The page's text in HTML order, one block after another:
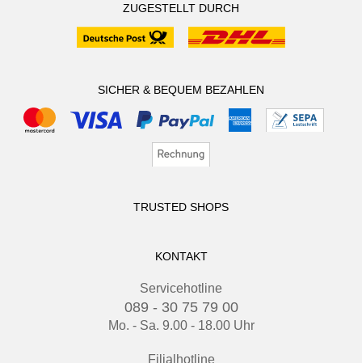
ZUGESTELLT DURCH
SICHER & BEQUEM BEZAHLEN
TRUSTED SHOPS
KONTAKT
Servicehotline
089 - 30 75 79 00
Mo. - Sa. 9.00 - 18.00 Uhr
Filialhotline